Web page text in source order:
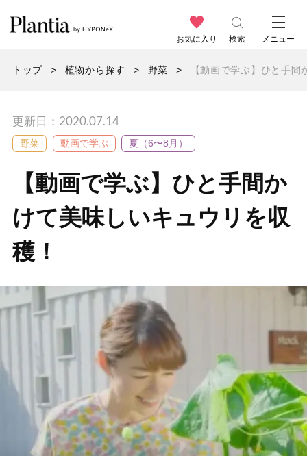
お気に入り 検索 メニュー
トップ 植物から探す 野菜 【動画で学ぶ】ひと手
更新日：2020.07.14
野菜 動画で学ぶ 夏（6〜8月）
【動画で学ぶ】ひと手間か
けて美味しいキュウリを収
穫！